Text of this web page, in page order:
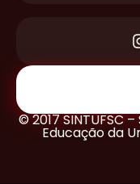
© 2017 SINTUFSC
Educação da